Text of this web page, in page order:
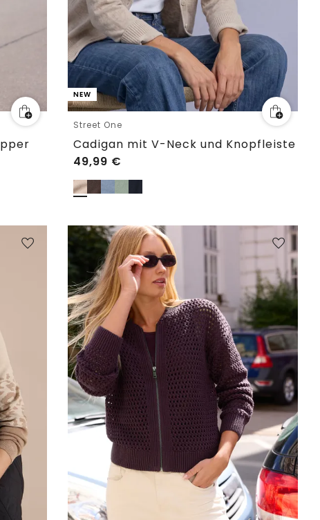
NEW
Street One
Cadigan mit V-Neck und Knopfleiste
49,99 €